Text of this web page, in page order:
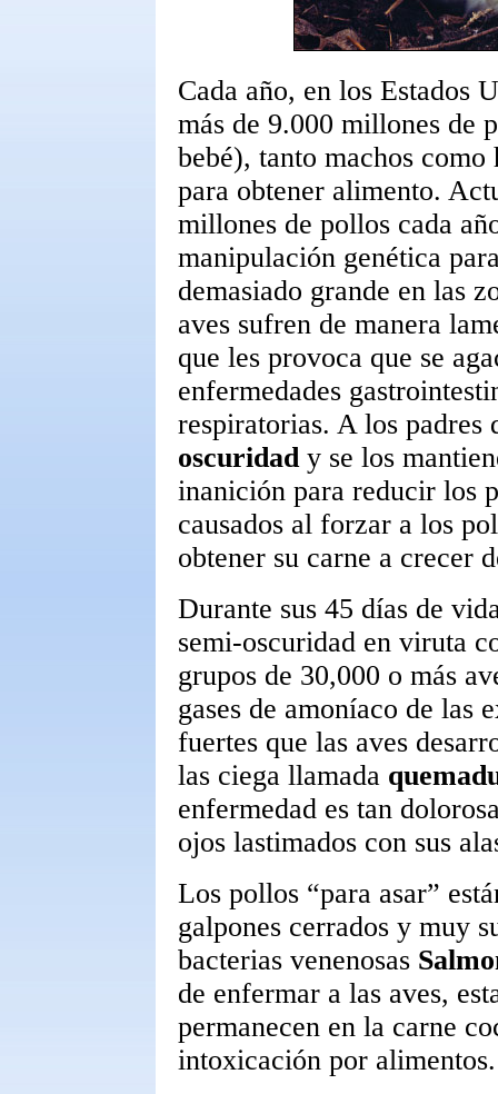
Cada año, en los Estados
más de 9.000 millones de
bebé), tanto machos como
para obtener alimento.
millones de pollos cada
manipulación genética
demasiado grande en las
aves sufren de manera
que les provoca que se
enfermedades
respiratorias. A los padres
oscuridady se los
inanición para reducir los
causados al forzar a los
obtener su carne a crecer
Durante sus 45 días de
semi-oscuridad en viruta
grupos de 30,000 o más
gases de amoníaco de las
fuertes que las aves
las ciega llamada
enfermedad es tan
ojos lastimados con sus
Los pollos “para asar”
galpones cerrados y muy
bacterias venenosas
de enfermar a las aves,
permanecen en la carne
intoxicación por alimentos.